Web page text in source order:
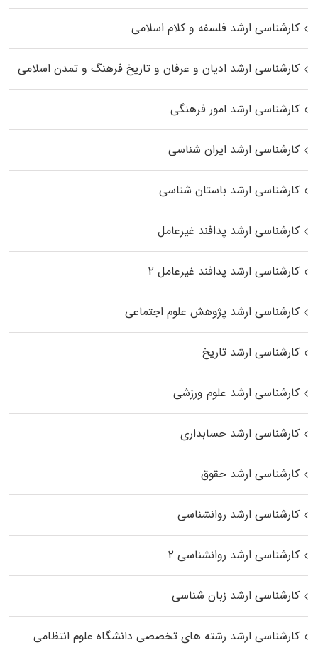
کارشناسی ارشد فلسفه و کلام اسلامی
کارشناسی ارشد ادیان و عرفان و تاریخ فرهنگ و تمدن اسلامی
کارشناسی ارشد امور فرهنگی
کارشناسی ارشد ایران شناسی
کارشناسی ارشد باستان شناسی
کارشناسی ارشد پدافند غیرعامل
کارشناسی ارشد پدافند غیرعامل ۲
کارشناسی ارشد پژوهش علوم اجتماعی
کارشناسی ارشد تاریخ
کارشناسی ارشد علوم ورزشی
کارشناسی ارشد حسابداری
کارشناسی ارشد حقوق
کارشناسی ارشد روانشناسی
کارشناسی ارشد روانشناسی ۲
کارشناسی ارشد زبان شناسی
کارشناسی ارشد رﺷﺘﻪ ﻫﺎی تخصصی داﻧﺸﮕﺎه ﻋﻠﻮم انتظامی